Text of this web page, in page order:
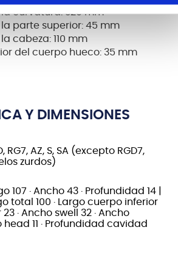
curvatura: 320 mm
parte superior: 45 mm
cabeza: 110 mm
del cuerpo hueco: 35 mm
Y DIMENSIONES
RG7, AZ, S, SA (excepto RGD7,
zurdos)
107 · Ancho 43 · Profundidad 14 |
total 100 · Largo cuerpo inferior
· Ancho swell 32 · Ancho
head 11 · Profundidad cavidad